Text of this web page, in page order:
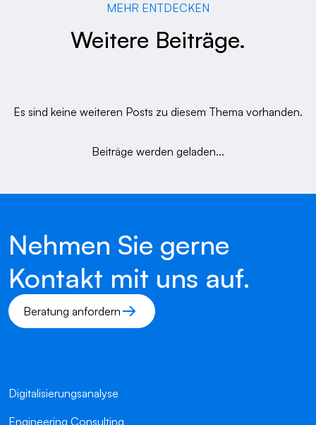
MEHR ENTDECKEN
Weitere Beiträge.
Es sind keine weiteren Posts zu diesem Thema vorhanden.
Beiträge werden geladen...
Nehmen Sie gerne
Kontakt mit uns auf.
Beratung anfordern
Digitalisierungsanalyse
Engineering Consulting